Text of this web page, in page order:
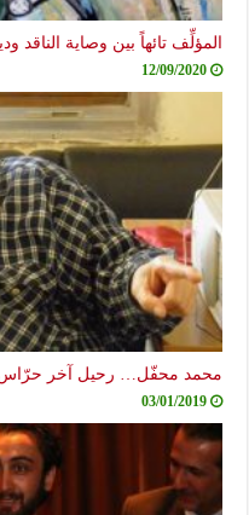
المؤلِّف تائهاً بين وصاية الناقد
12/09/2020
محمد محفّل… رحيل آخر حرّاس
03/01/2019